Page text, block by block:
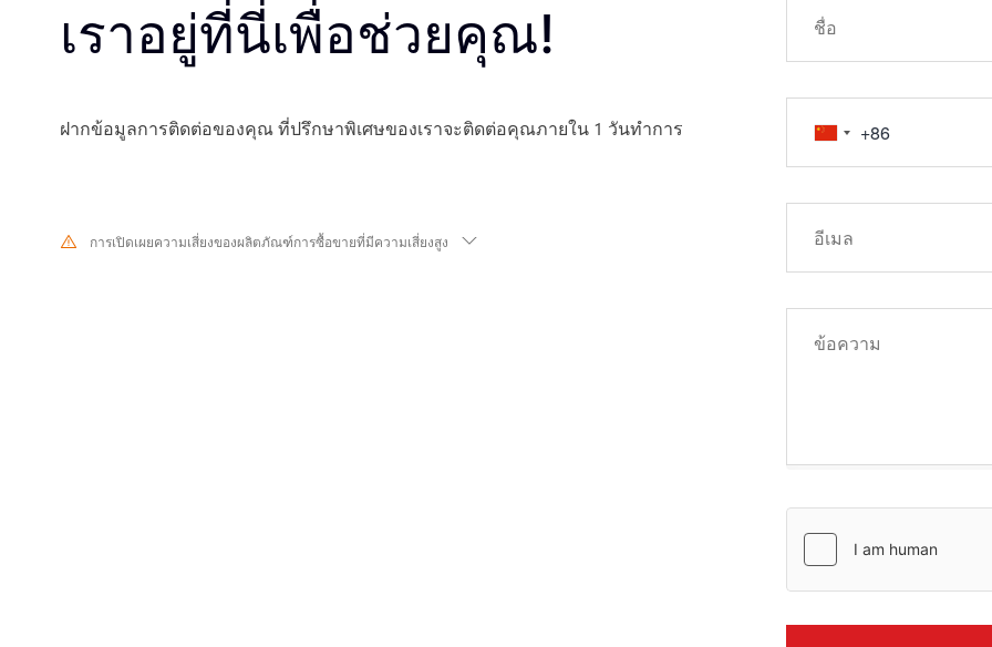
เราอยู่ที่นี่เพื่อช่วยคุณ!
ฝากข้อมูลการติดต่อของคุณ ที่ปรึกษาพิเศษของเราจะติดต่อคุณภายใน 1 วันทำการ
การเปิดเผยความเสี่ยงของผลิตภัณฑ์การซื้อขายที่มีความเสี่ยงสูง